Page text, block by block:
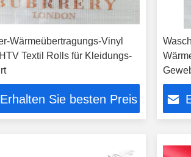
Wärmeübertragungs-Vinyl
Textil Rolls für Kleidungs-
Erhalten Sie besten Preis